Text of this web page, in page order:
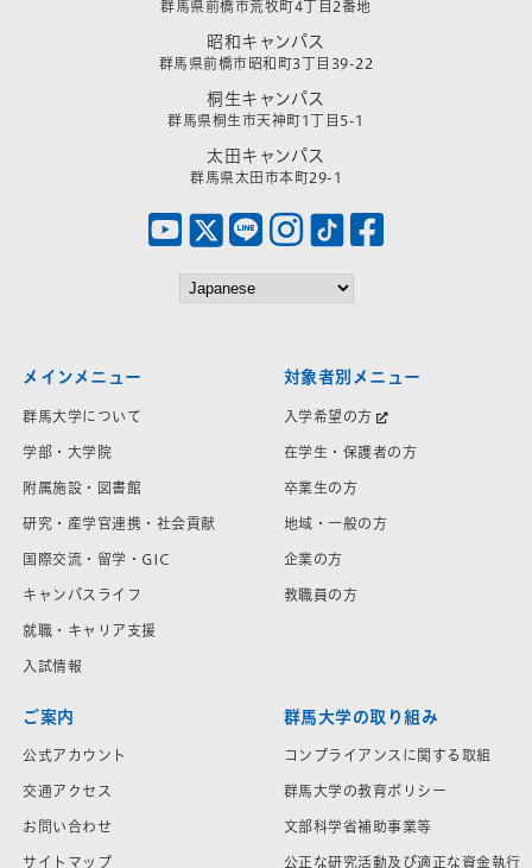
群馬県前橋市荒牧町4丁目2番地
昭和キャンパス
群馬県前橋市昭和町3丁目39-22
桐生キャンパス
群馬県桐生市天神町1丁目5-1
太田キャンパス
群馬県太田市本町29-1
メインメニュー
群馬大学について
学部・大学院
附属施設・図書館
研究・産学官連携・社会貢献
国際交流・留学・GIC
キャンパスライフ
就職・キャリア支援
入試情報
対象者別メニュー
入学希望の方
在学生・保護者の方
卒業生の方
地域・一般の方
企業の方
教職員の方
ご案内
公式アカウント
交通アクセス
お問い合わせ
サイトマップ
群馬大学の取り組み
コンプライアンスに関する取組
群馬大学の教育ポリシー
文部科学省補助事業等
公正な研究活動及び適正な資金執行